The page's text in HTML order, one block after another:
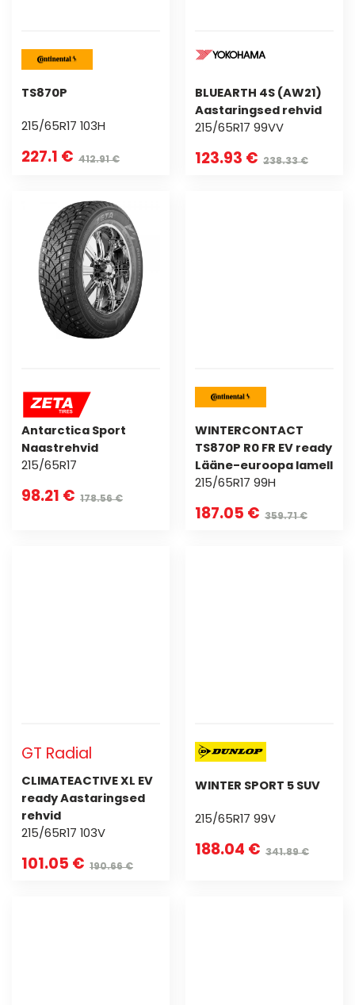
TS870P
215/65R17 103H
227.1 € 412.91 €
BLUEARTH 4S (AW21)
Aastaringsed rehvid
215/65R17 99VV
123.93 € 238.33 €
Antarctica Sport
Naastrehvid
215/65R17
98.21 € 178.56 €
WINTERCONTACT
TS870P R0 FR EV ready
Lääne-euroopa lamell
215/65R17 99H
187.05 € 359.71 €
GT Radial
CLIMATEACTIVE XL EV
ready Aastaringsed
rehvid
215/65R17 103V
101.05 € 190.66 €
WINTER SPORT 5 SUV
215/65R17 99V
188.04 € 341.89 €